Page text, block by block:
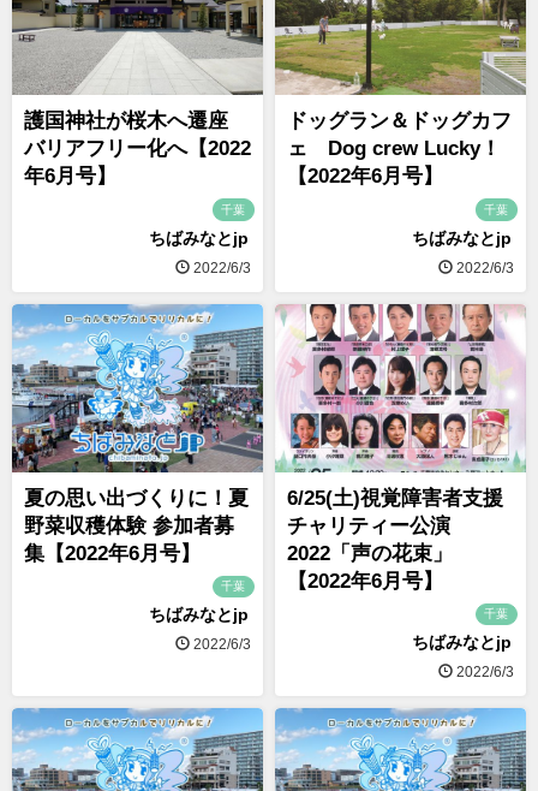
護国神社が桜木へ遷座
バリアフリー化へ【2022
年6月号】
千葉
ちばみなとjp
2022/6/3
ドッグラン＆ドッグカフ
ェ Dog crew Lucky！
【2022年6月号】
千葉
ちばみなとjp
2022/6/3
夏の思い出づくりに！夏
野菜収穫体験 参加者募
集【2022年6月号】
千葉
ちばみなとjp
2022/6/3
6/25(土)視覚障害者支援
チャリティー公演
2022「声の花束」
【2022年6月号】
千葉
ちばみなとjp
2022/6/3